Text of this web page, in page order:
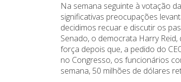
Na semana seguinte à votação
significativas preocupações
decidimos recuar e discutir os
Senado, o democrata Harry
força depois que, a pedido do
no Congresso, os funcionários
semana, 50 milhões de dólares